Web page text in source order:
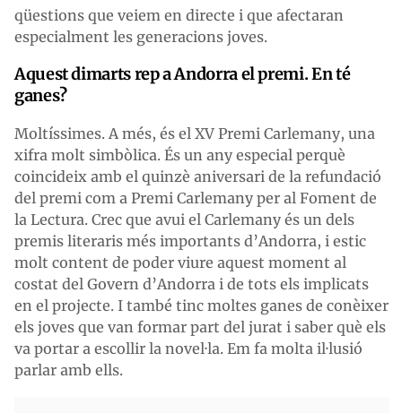
qüestions que veiem en directe i que afectaran
especialment les generacions joves.
Aquest dimarts rep a Andorra el premi. En té
ganes?
Moltíssimes. A més, és el XV Premi Carlemany, una
xifra molt simbòlica. És un any especial perquè
coincideix amb el quinzè aniversari de la refundació
del premi com a Premi Carlemany per al Foment de
la Lectura. Crec que avui el Carlemany és un dels
premis literaris més importants d’Andorra, i estic
molt content de poder viure aquest moment al
costat del Govern d’Andorra i de tots els implicats
en el projecte. I també tinc moltes ganes de conèixer
els joves que van formar part del jurat i saber què els
va portar a escollir la novel·la. Em fa molta il·lusió
parlar amb ells.